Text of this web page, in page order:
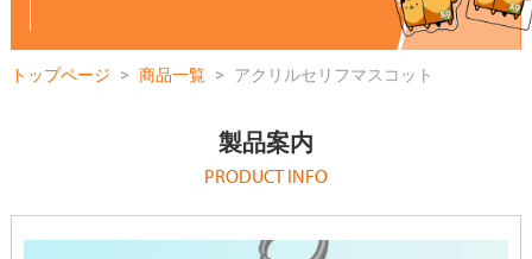
トップページ 商品一覧 アクリルセリフマスコット
製品案内
PRODUCT INFO